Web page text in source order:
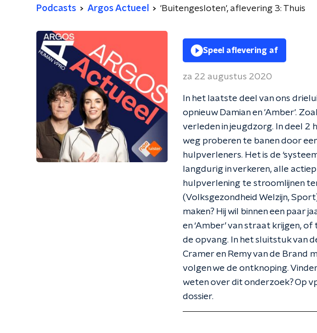
Podcasts Argos Actueel 'Buitengesloten', aflevering 3: Thuis
Speel aflevering af
za 22 augustus 2020
In het laatste deel van ons
opnieuw Damian en 'Amber'.
verleden in jeugdzorg. In deel 2
weg proberen te banen door
hulpverleners. Het is de
langdurig in verkeren, alle
hulpverlening te stroomlijnen
(Volksgezondheid Welzijn,
maken? Hij wil binnen een paar
en ‘Amber’ van straat krijgen,
de opvang. In het sluitstuk van
Cramer en Remy van de Brand
volgen we de ontknoping.
weten over dit onderzoek? Op
dossier.